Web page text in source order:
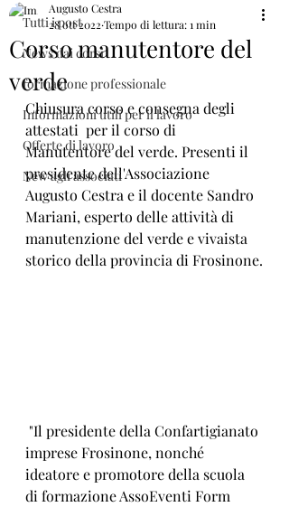
Tutti i post
News dai corsi
formazione professionale
Informazioni utili per il lavoro
Offerte di lavoro
New agli associati
Corso manutentore del
verde
Augusto Cestra
28 ott 2022Tempo di lettura: 1 min
Chiusura corso e consegna degli
attestati  per il corso di
Manutentore del verde. Presenti il
presidente dell'Associazione
Augusto Cestra e il docente Sandro
Mariani, esperto delle attività di
manutenzione del verde e vivaista
storico della provincia di Frosinone.
imprese Frosinone, nonché
ideatore e promotore della scuola
di formazione AssoEventi Form